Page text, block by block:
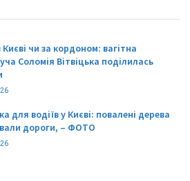
чи за кордоном: вагітна
Соломія Вітвіцька поділилась
для водіїв у Києві: повалені дерева
дороги, – ФОТО